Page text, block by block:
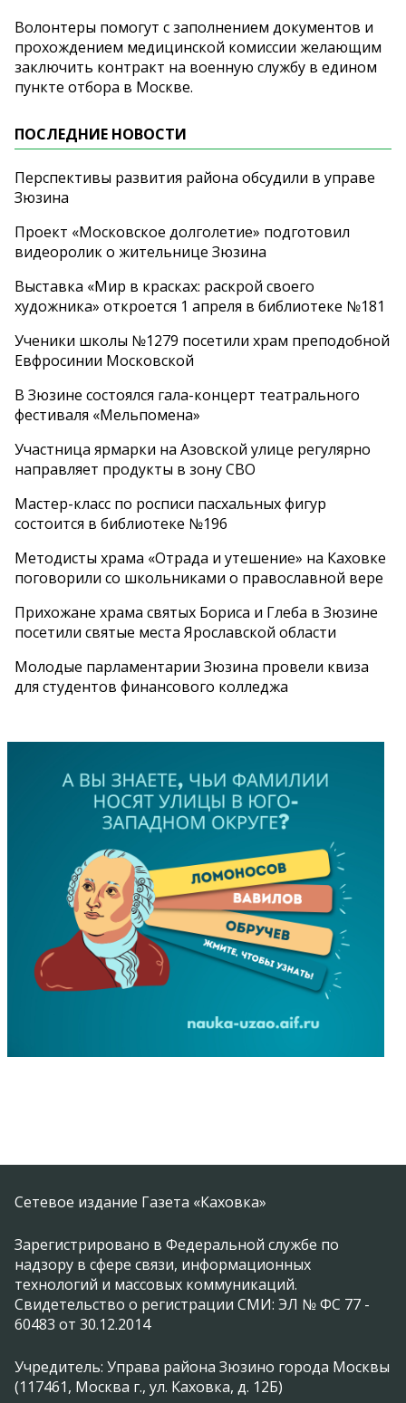
Волонтеры помогут с заполнением документов и
прохождением медицинской комиссии желающим
заключить контракт на военную службу в едином
пункте отбора в Москве.
ПОСЛЕДНИЕ НОВОСТИ
Перспективы развития района обсудили в управе
Зюзина
Проект «Московское долголетие» подготовил
видеоролик о жительнице Зюзина
Выставка «Мир в красках: раскрой своего
художника» откроется 1 апреля в библиотеке №181
Ученики школы №1279 посетили храм преподобной
Евфросинии Московской
В Зюзине состоялся гала-концерт театрального
фестиваля «Мельпомена»
Участница ярмарки на Азовской улице регулярно
направляет продукты в зону СВО
Мастер-класс по росписи пасхальных фигур
состоится в библиотеке №196
Методисты храма «Отрада и утешение» на Каховке
поговорили со школьниками о православной вере
Прихожане храма святых Бориса и Глеба в Зюзине
посетили святые места Ярославской области
Молодые парламентарии Зюзина провели квиза
для студентов финансового колледжа
Сетевое издание Газета «Каховка»
Зарегистрировано в Федеральной службе по
надзору в сфере связи, информационных
технологий и массовых коммуникаций.
Свидетельство о регистрации СМИ: ЭЛ № ФС 77 -
60483 от 30.12.2014
Учредитель: Управа района Зюзино города Москвы
(117461, Москва г., ул. Каховка, д. 12Б)